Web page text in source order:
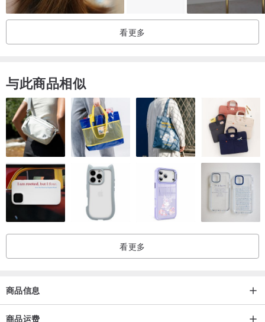
．饰品佩戴完后请个别地唔放于附有防潮珠的密实盒中，并摆放于干
爽阴凉位置，避免阳光直射，以保持花朵的色彩度及商品最佳状态。
物料均为日本和美国进口，香港设计及手工制造
看更多
与此商品相似
看更多
商品信息
商品运费